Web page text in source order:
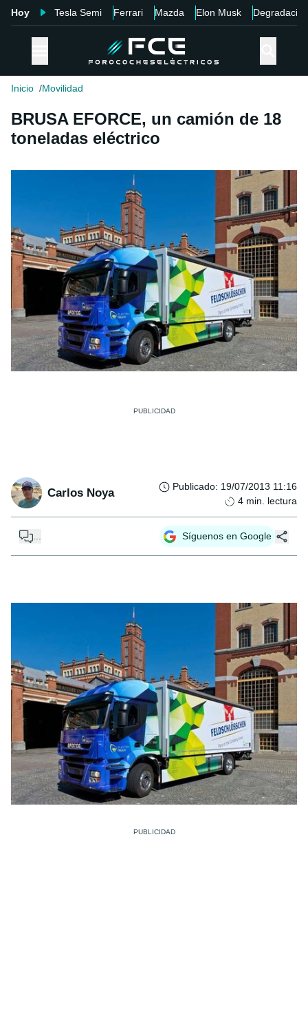
Hoy Tesla Semi Ferrari Mazda Elon Musk Degradación
Inicio Movilidad
BRUSA EFORCE, un camión de 18
toneladas eléctrico
Carlos Noya Publicado: 19/07/2013 11:16
4 min. lectura
... Síguenos en Google